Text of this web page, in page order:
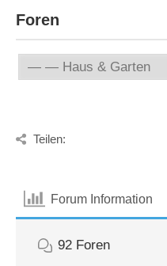
Foren
Teilen:
Forum Information
92 Foren